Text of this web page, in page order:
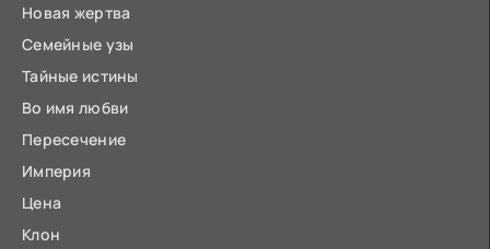
Новая жертва
Семейные узы
Тайные истины
Во имя любви
Пересечение
Империя
Цена
Клон